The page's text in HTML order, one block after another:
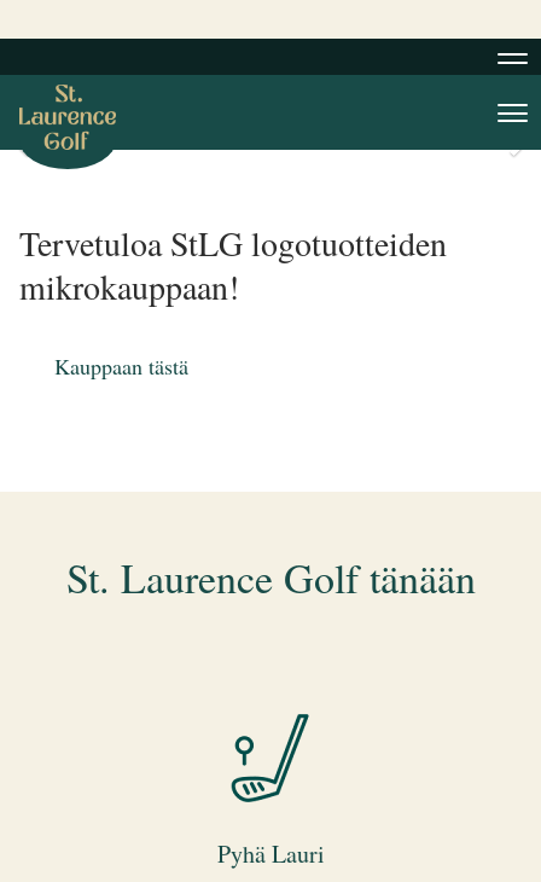
42-väyläinen golfarin puutarha
Tervetuloa StLG logotuotteiden
mikrokauppaan!
Kauppaan tästä
St. Laurence Golf tänään
Pyhä Lauri